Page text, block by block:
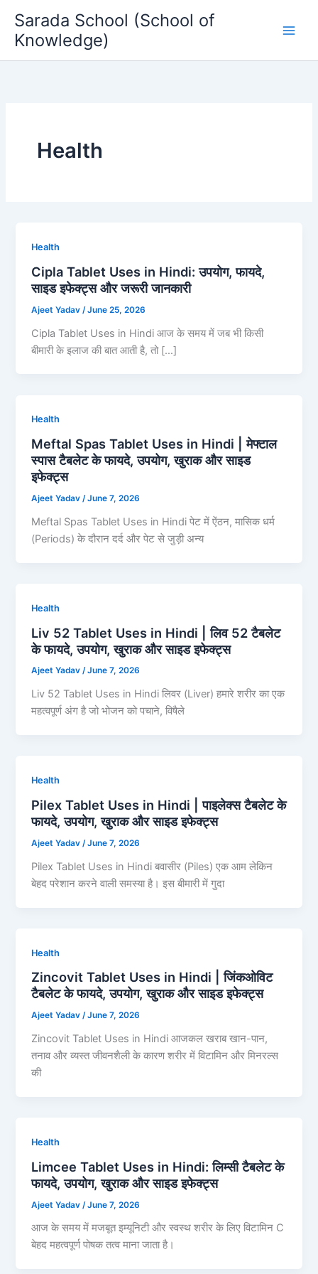
content
Sarada School (School of
Knowledge)
Health
Health
Cipla Tablet Uses in Hindi: उपयोग, फायदे,
साइड इफेक्ट्स और जरूरी जानकारी
Ajeet Yadav /June 25, 2026
Cipla Tablet Uses in Hindi आज के समय में जब भी किसी
बीमारी के इलाज की बात आती है, तो […]
Health
Meftal Spas Tablet Uses in Hindi | मेफ्टाल
स्पास टैबलेट के फायदे, उपयोग, खुराक और साइड
इफेक्ट्स
Ajeet Yadav/June 7, 2026
Meftal Spas Tablet Uses in Hindi पेट में ऐंठन, मासिक धर्म
(Periods) के दौरान दर्द और पेट से जुड़ी अन्य
Health
Liv 52 Tablet Uses in Hindi | लिव 52 टैबलेट
के फायदे, उपयोग, खुराक और साइड इफेक्ट्स
Ajeet Yadav/June 7, 2026
Liv 52 Tablet Uses in Hindi लिवर (Liver) हमारे शरीर का एक
महत्वपूर्ण अंग है जो भोजन को पचाने, विषैले
Health
Pilex Tablet Uses in Hindi | पाइलेक्स टैबलेट के
फायदे, उपयोग, खुराक और साइड इफेक्ट्स
Ajeet Yadav/June 7, 2026
Pilex Tablet Uses in Hindi बवासीर (Piles) एक आम लेकिन
बेहद परेशान करने वाली समस्या है। इस बीमारी में गुदा
Health
Zincovit Tablet Uses in Hindi | जिंकओविट
टैबलेट के फायदे, उपयोग, खुराक और साइड इफेक्ट्स
Ajeet Yadav/June 7, 2026
Zincovit Tablet Uses in Hindi आजकल खराब खान-पान,
तनाव और व्यस्त जीवनशैली के कारण शरीर में विटामिन और मिनरल्स
की
Health
Limcee Tablet Uses in Hindi: लिम्सी टैबलेट के
फायदे, उपयोग, खुराक और साइड इफेक्ट्स
Ajeet Yadav /June 7, 2026
आज के समय में मजबूत इम्यूनिटी और स्वस्थ शरीर के लिए विटामिन C
बेहद महत्वपूर्ण पोषक तत्व माना जाता है।